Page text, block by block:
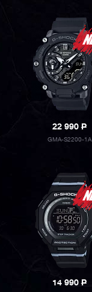
22 990P
GMA-S2200-1A
14 990P